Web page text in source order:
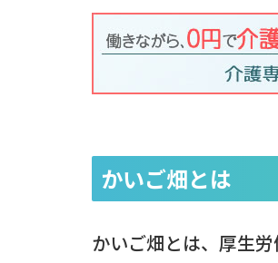
かいご畑とは
かいご畑とは、厚生